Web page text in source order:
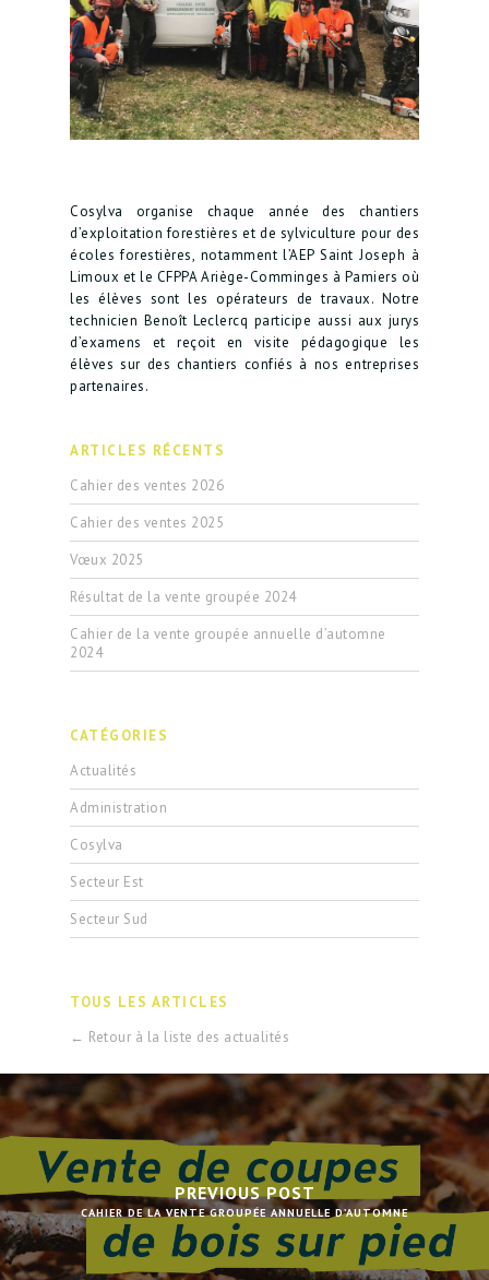
Cosylva organise chaque année des chantiers
d’exploitation forestières et de sylviculture pour des
écoles forestières, notamment l’AEP Saint Joseph à
Limoux et le CFPPA Ariège-Comminges à Pamiers où
les élèves sont les opérateurs de travaux. Notre
technicien Benoît Leclercq participe aussi aux jurys
d’examens et reçoit en visite pédagogique les
élèves sur des chantiers confiés à nos entreprises
partenaires.
ARTICLES RÉCENTS
Cahier des ventes 2026
Cahier des ventes 2025
Vœux 2025
Résultat de la vente groupée 2024
Cahier de la vente groupée annuelle d’automne
2024
CATÉGORIES
Actualités
Administration
Cosylva
Secteur Est
Secteur Sud
TOUS LES ARTICLES
← Retour à la liste des actualités
PREVIOUS POST
CAHIER DE LA VENTE GROUPÉE ANNUELLE D’AUTOMNE